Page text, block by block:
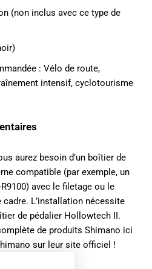
(non inclus avec ce type de
: Vélo de route,
intensif, cyclotourisme
aurez besoin d’un boîtier de
compatible (par exemple, un
avec le filetage ou le
L’installation nécessite
de pédalier Hollowtech II.
de produits Shimano ici
sur leur site officiel !